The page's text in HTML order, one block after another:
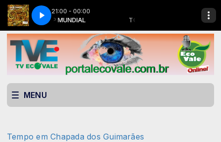
21:00 - 00:00
TOP MUNDIAL TOP MUNDIAL
Saint Martin - I Like It Saint Martin - I Like It
MENU
Tempo em Chapada dos Guimarães